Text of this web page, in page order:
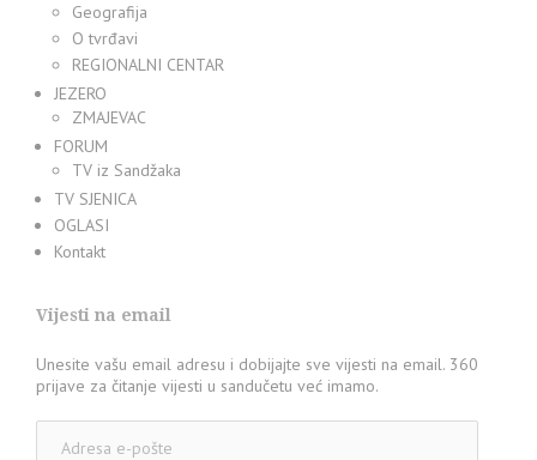
Geografija
O tvrđavi
REGIONALNI CENTAR
JEZERO
ZMAJEVAC
FORUM
TV iz Sandžaka
TV SJENICA
OGLASI
Kontakt
Vijesti na email
Unesite vašu email adresu i dobijajte sve vijesti na email. 360
prijave za čitanje vijesti u sandučetu već imamo.